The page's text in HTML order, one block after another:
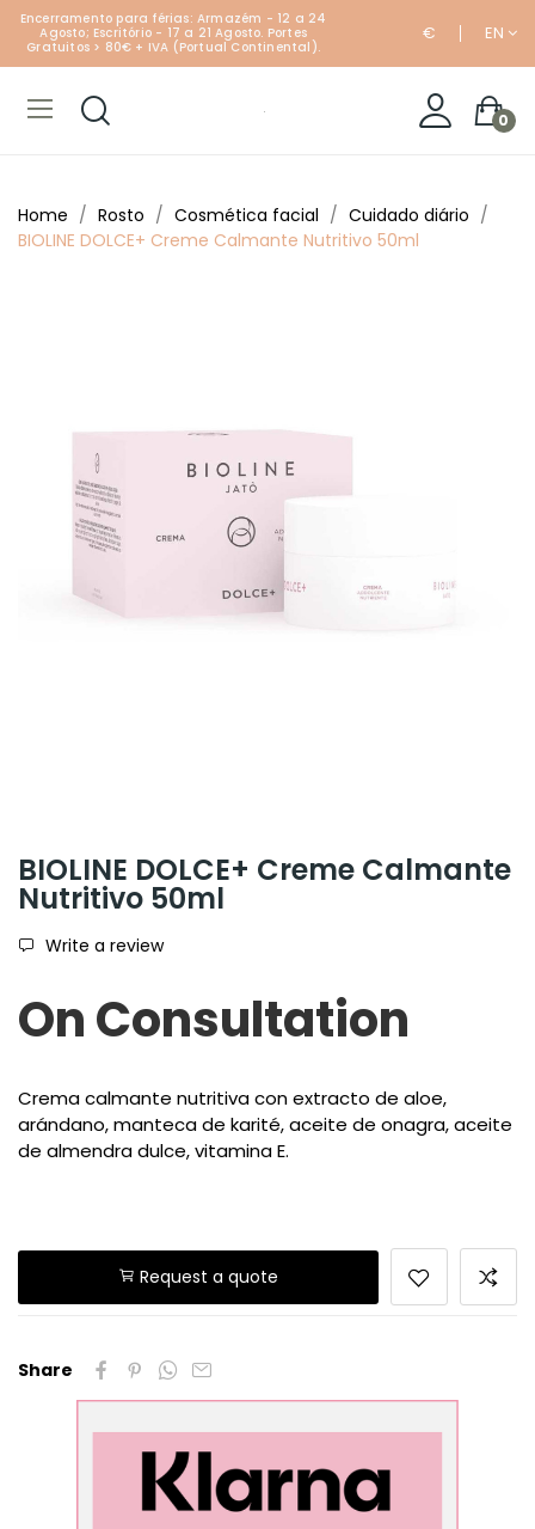
Encerramento para férias: Armazém - 12 a 24
Agosto; Escritório - 17 a 21 Agosto. Portes
Gratuitos > 80€ + IVA (Portual Continental).
€ EN
0
Home Rosto Cosmética facial
Cuidado diário
BIOLINE DOLCE+ Creme Calmante Nutritivo 50ml
BIOLINE DOLCE+ Creme Calmante
Nutritivo 50ml
Write a review
On Consultation
Crema calmante nutritiva con extracto de aloe,
arándano, manteca de karité, aceite de onagra, aceite
de almendra dulce, vitamina E.
Request a quote
Share